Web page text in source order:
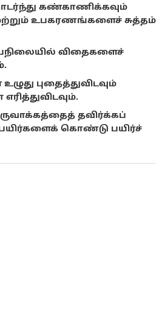
கண்காணிக்கவும்
உபகரணங்களைச் சுத்தம்
விதைகளைச்
புதைத்துவிடவும்
தவிர்க்கப்
கொண்டு பயிர்ச்